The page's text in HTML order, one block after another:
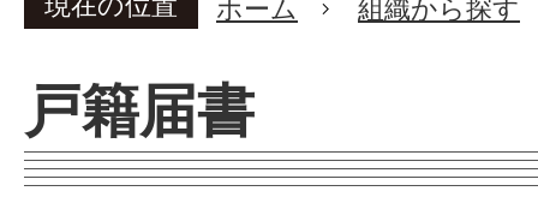
ホーム 組織から探す
戸籍届書